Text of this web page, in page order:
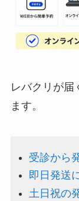
レバクリが届
ます。
受診から
即日発送
土日祝の